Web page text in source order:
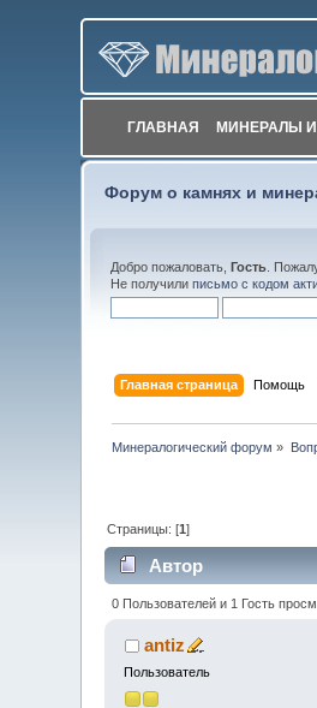
ГЛАВНАЯ МИНЕРАЛЫ
Форум о камнях и
Добро пожаловать,Гость .
Не получилиписьмо с кодом
Главная страница Помощь
Минералогический форум »
Страницы: [1]
Автор
0 Пользователей и 1 Гость
antiz
Пользователь